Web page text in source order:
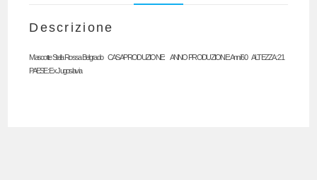
Descrizione
Mascotte Stella Rossa Belgrado CASA PRODUZIONE: ANNO PRODUZIONE: Anni ’60 ALTEZZA: 21
PAESE: Ex Jugoslavia